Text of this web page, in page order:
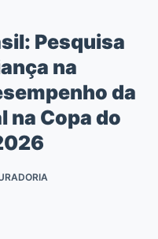
Pesquisa
na
da
na Copa do